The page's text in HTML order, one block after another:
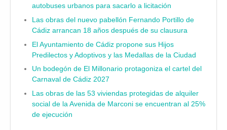
autobuses urbanos para sacarlo a licitación
Las obras del nuevo pabellón Fernando Portillo de
Cádiz arrancan 18 años después de su clausura
El Ayuntamiento de Cádiz propone sus Hijos
Predilectos y Adoptivos y las Medallas de la Ciudad
Un bodegón de El Millonario protagoniza el cartel del
Carnaval de Cádiz 2027
Las obras de las 53 viviendas protegidas de alquiler
social de la Avenida de Marconi se encuentran al 25%
de ejecución